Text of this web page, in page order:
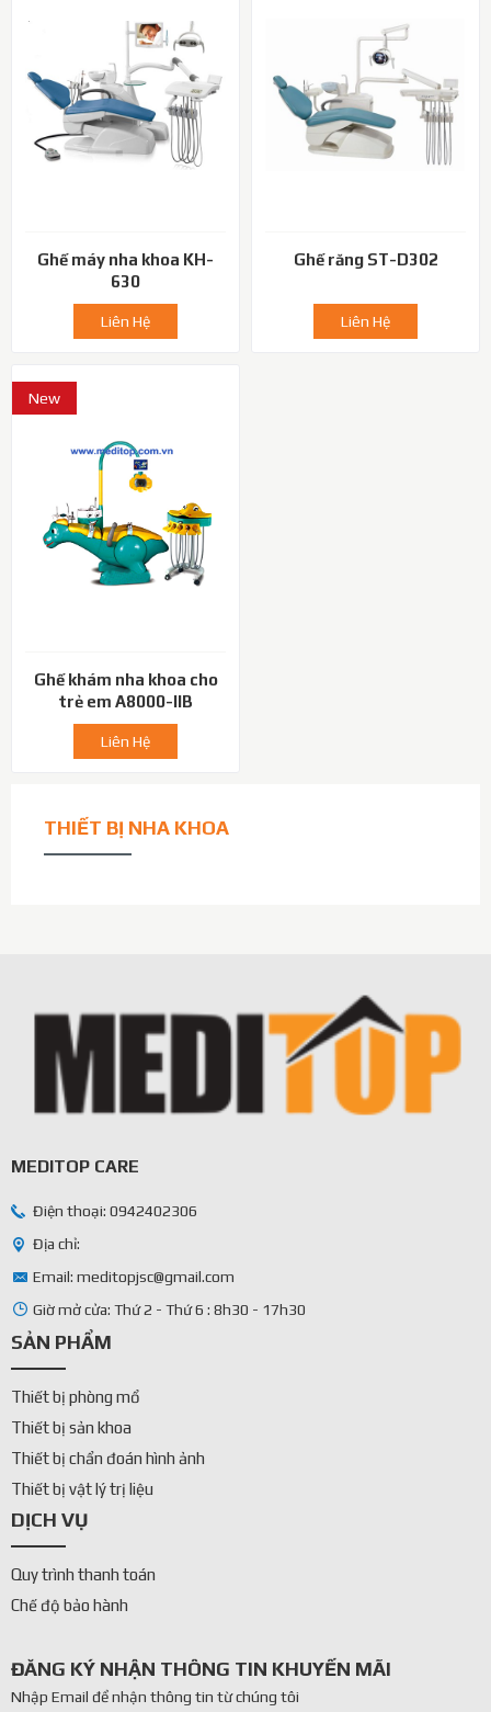
Ghế máy nha khoa KH-
630
Liên Hệ
Ghế răng ST-D302
Liên Hệ
New
Ghế khám nha khoa cho
trẻ em A8000-IIB
Liên Hệ
THIẾT BỊ NHA KHOA
MEDITOP CARE
Điện thoại: 0942402306
Địa chỉ:
Email: meditopjsc@gmail.com
Giờ mở cửa: Thứ 2 - Thứ 6 : 8h30 - 17h30
SẢN PHẨM
Thiết bị phòng mổ
Thiết bị sản khoa
Thiết bị chẩn đoán hình ảnh
Thiết bị vật lý trị liệu
DỊCH VỤ
Quy trình thanh toán
Chế độ bảo hành
ĐĂNG KÝ NHẬN THÔNG TIN KHUYẾN MÃI
Nhập Email để nhận thông tin từ chúng tôi